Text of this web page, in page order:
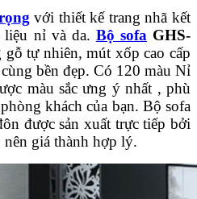
với thiết kế trang nhã kết
liệu nỉ và da. Bộ sofa GHS-
tự nhiên, mút xốp cao cấp
bền đẹp. Có 120 màu Nỉ
màu sắc ưng ý nhất , phù
khách của bạn. Bộ sofa
được sản xuất trực tiếp bởi
nên giá thành hợp lý.